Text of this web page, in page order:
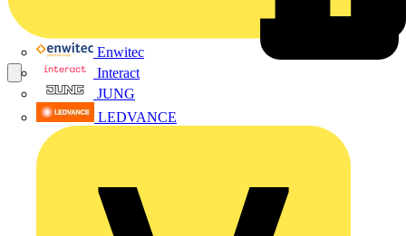
Enwitec
Interact
JUNG
LEDVANCE